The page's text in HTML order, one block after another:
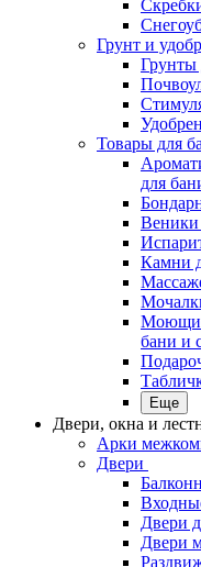
Грунт и
Грунты
Товары для
для
Веники
Камни
бани и
Еще
Двери, окна и
Арки
Двери
Двери
Двери